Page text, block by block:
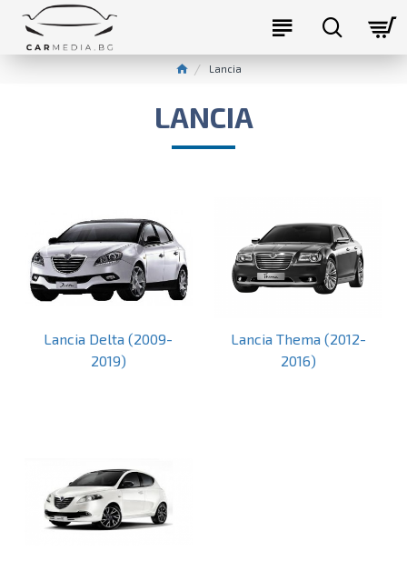
Lancia
LANCIA
Lancia Delta (2009-
2019)
Lancia Thema (2012-
2016)